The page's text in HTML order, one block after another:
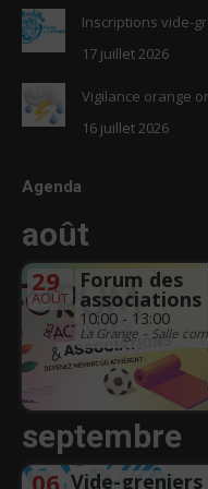
Inscriptions vide-
17 juillet 2026
Vigilance orange
16 juillet 2026
Agenda
août
29
AOÛT
Forum des
associations
10:00 - 13:00
La Grange – Salle
septembre
06 Vide-greniers